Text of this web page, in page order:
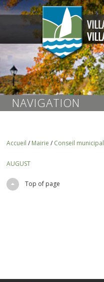
NAVIGATION
Accueil / Mairie / Conseil municipal
AUGUST
Top of page